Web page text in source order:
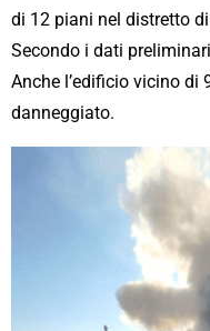
di 12 piani nel distretto
Secondo i dati
Anche l’edificio vicino di
danneggiato.